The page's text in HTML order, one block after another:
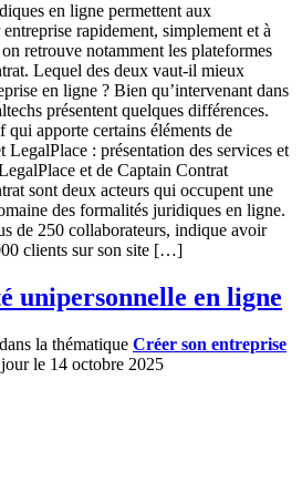
en ligne permettent aux
rapidement, simplement et à
retrouve notamment les plateformes
Lequel des deux vaut-il mieux
en ligne ? Bien qu’intervenant dans
présentent quelques différences.
apporte certains éléments de
LegalPlace : présentation des services et
et de Captain Contrat
sont deux acteurs qui occupent une
des formalités juridiques en ligne.
de 250 collaborateurs, indique avoir
clients sur son site […]
unipersonnelle en ligne
la thématique Créer son entreprise
le 14 octobre 2025